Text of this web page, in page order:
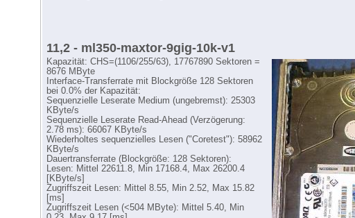
11,2 - ml350-maxtor-9gig-10k-v1
Kapazität: CHS=(1106/255/63), 17767890 Sektoren =
8676 MByte
Interface-Transferrate mit Blockgröße 128 Sektoren
bei 0.0% der Kapazität:
Sequenzielle Leserate Medium (ungebremst): 25303
KByte/s
Sequenzielle Leserate Read-Ahead (Verzögerung:
2.78 ms): 66067 KByte/s
Wiederholtes sequenzielles Lesen ("Coretest"): 58962
KByte/s
Dauertransferrate (Blockgröße: 128 Sektoren):
Lesen: Mittel 22611.8, Min 17168.4, Max 26200.4
[KByte/s]
Zugriffszeit Lesen: Mittel 8.55, Min 2.52, Max 15.82
[ms]
Zugriffszeit Lesen (<504 MByte): Mittel 5.40, Min